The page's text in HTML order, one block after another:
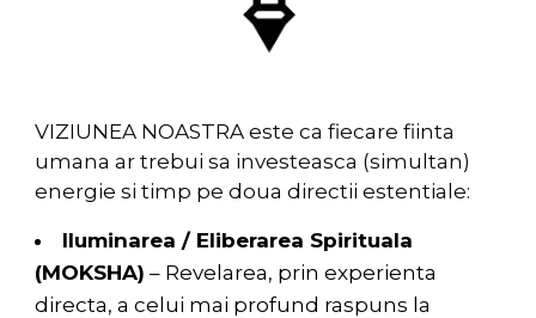
VIZIUNEA NOASTRA este ca fiecare fiinta
umana ar trebui sa investeasca (simultan)
energie si timp pe doua directii estentiale:
Iluminarea / Eliberarea Spirituala
(MOKSHA) – Revelarea, prin experienta
directa, a celui mai profund raspuns la